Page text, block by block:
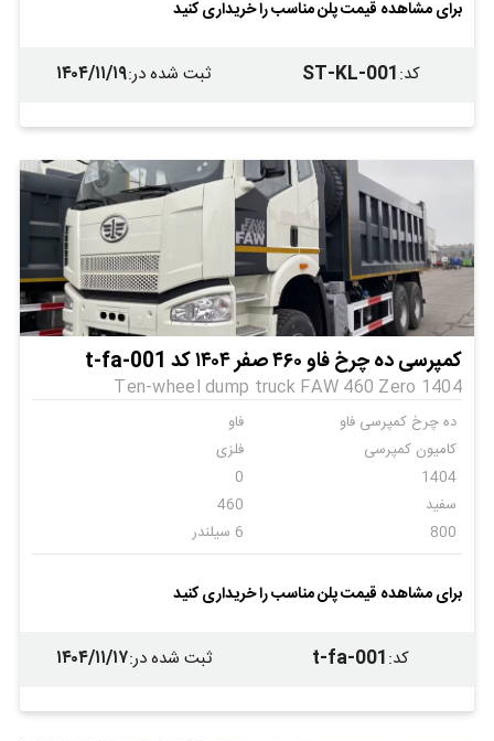
برای مشاهده قیمت پلن مناسب را خریداری کنید
کد:
ST-KL-001 ثبت شده در:۱۴۰۴/۱۱/۱۹
کمپرسی ده چرخ فاو ۴۶۰ صفر ۱۴۰۴ کد t-fa-001
Ten-wheel dump truck FAW 460 Zero 1404
ده چرخ کمپرسی فاو
فاو
کامیون کمپرسی
فلزی
1404
0
سفید
460
800
6 سیلندر
ندارد
ندارد
برای مشاهده قیمت پلن مناسب را خریداری کنید
کد:
t-fa-001 ثبت شده در:۱۴۰۴/۱۱/۱۷